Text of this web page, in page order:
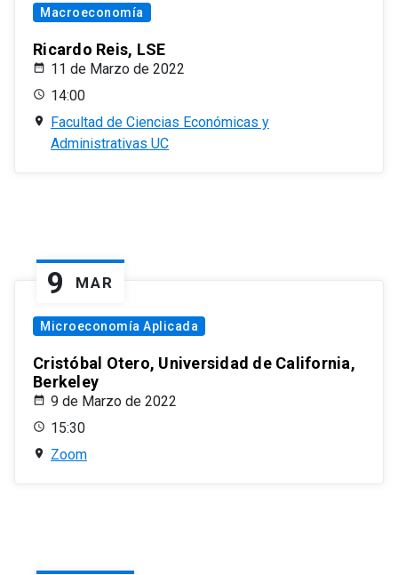
Macroeconomía
Ricardo Reis, LSE
11 de Marzo de 2022
14:00
Facultad de Ciencias Económicas y
Administrativas UC
9 MAR
Microeconomía Aplicada
Cristóbal Otero, Universidad de California,
Berkeley
9 de Marzo de 2022
15:30
Zoom